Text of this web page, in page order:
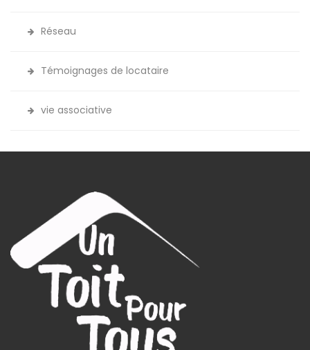
Réseau
Témoignages de locataire
vie associative